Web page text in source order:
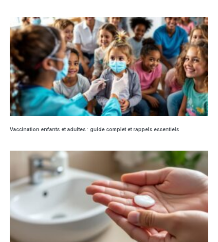
Vaccination enfants et adultes : guide complet et rappels essentiels